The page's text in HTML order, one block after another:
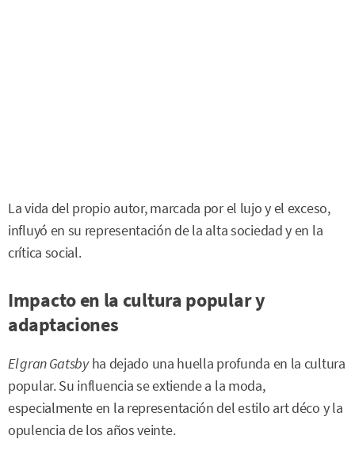
La vida del propio autor, marcada por el lujo y el exceso,
influyó en su representación de la alta sociedad y en la
crítica social.
Impacto en la cultura popular y
adaptaciones
El gran Gatsbyha dejado una huella profunda en la cultura
popular. Su influencia se extiende a la moda,
especialmente en la representación del estilo art déco y la
opulencia de los años veinte.